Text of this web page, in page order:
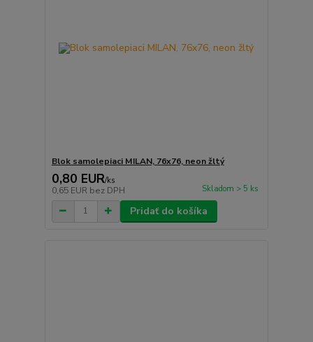
Blok samolepiaci MILAN, 76x76, neon žltý
0,80 EUR/ks
0,65 EUR bez DPH Skladom > 5 ks
Pridať do košíka